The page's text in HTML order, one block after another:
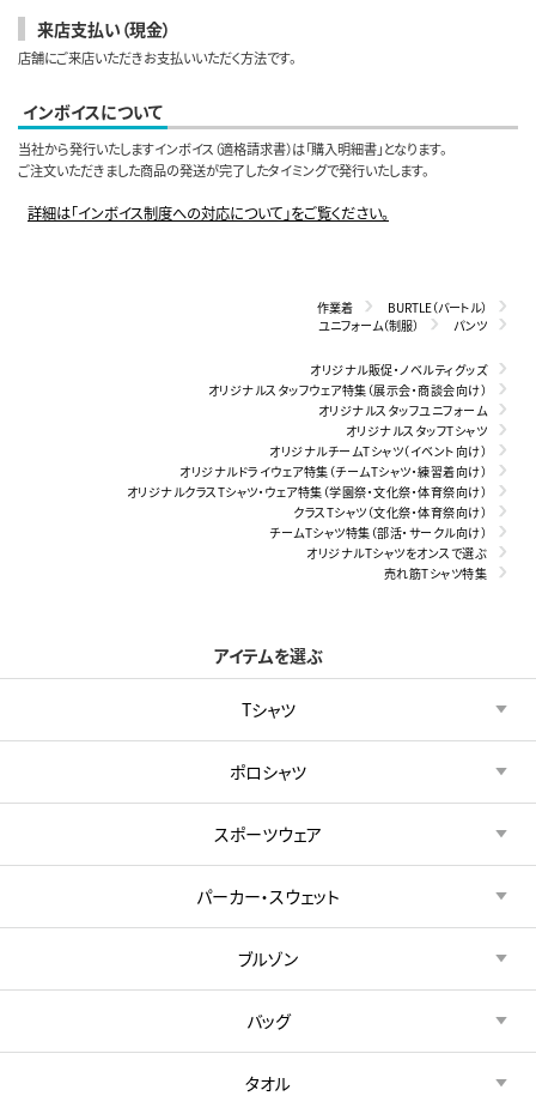
来店支払い（現金）
店舗にご来店いただきお支払いいただく方法です。
インボイスについて
当社から発行いたしますインボイス（適格請求書）は「購入明細書」となります。
ご注文いただきました商品の発送が完了したタイミングで発行いたします。
詳細は「インボイス制度への対応について」をご覧ください。
作業着
BURTLE（バートル）
ユニフォーム（制服）
パンツ
オリジナル販促・ノベルティグッズ
オリジナルスタッフウェア特集（展示会・商談会向け）
オリジナルスタッフユニフォーム
オリジナルスタッフTシャツ
オリジナルチームTシャツ（イベント向け）
オリジナルドライウェア特集（チームTシャツ・練習着向け）
オリジナルクラスTシャツ・ウェア特集（学園祭・文化祭・体育祭向け）
クラスTシャツ（文化祭・体育祭向け）
チームTシャツ特集（部活・サークル向け）
オリジナルTシャツをオンスで選ぶ
売れ筋Tシャツ特集
アイテムを選ぶ
Tシャツ
ポロシャツ
スポーツウェア
パーカー・スウェット
ブルゾン
バッグ
タオル